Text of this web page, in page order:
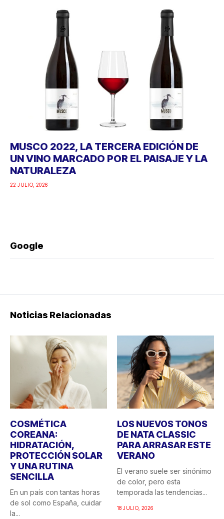
MUSCO 2022, LA TERCERA EDICIÓN DE
UN VINO MARCADO POR EL PAISAJE Y LA
NATURALEZA
22 JULIO, 2026
Google
Noticias Relacionadas
COSMÉTICA
COREANA:
HIDRATACIÓN,
PROTECCIÓN SOLAR
Y UNA RUTINA
SENCILLA
En un país con tantas horas
de sol como España, cuidar
la...
LOS NUEVOS TONOS
DE NATA CLASSIC
PARA ARRASAR ESTE
VERANO
El verano suele ser sinónimo
de color, pero esta
temporada las tendencias...
18 JULIO, 2026